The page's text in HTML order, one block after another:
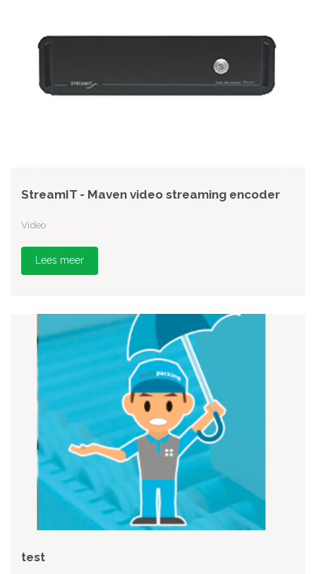
StreamIT - Maven video streaming encoder
Video
Lees meer
test